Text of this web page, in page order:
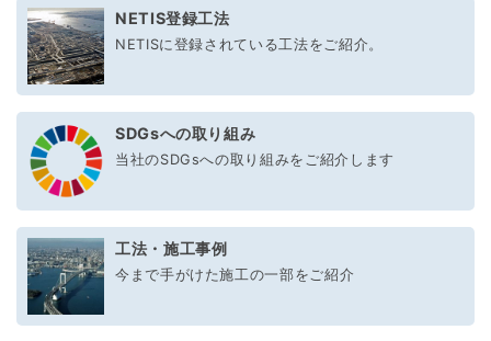
NETIS登録工法
NETISに登録されている工法をご紹介。
SDGsへの取り組み
当社のSDGsへの取り組みをご紹介します
工法・施工事例
今まで手がけた施工の一部をご紹介